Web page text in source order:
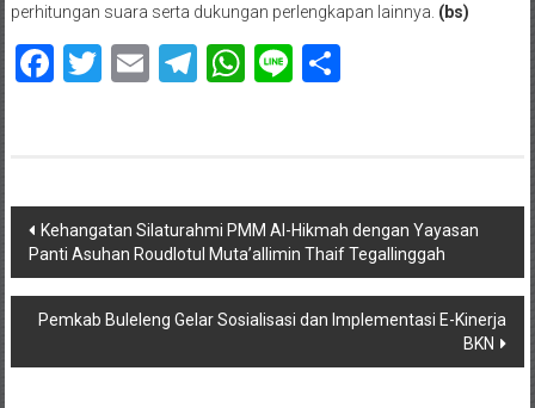
perhitungan suara serta dukungan perlengkapan lainnya. (bs)
Facebook
Twitter
EmailTelegram
WhatsApp
LineShare
Navigasi
pos
Kehangatan Silaturahmi PMM Al-Hikmah dengan Yayasan
Panti Asuhan Roudlotul Muta’allimin Thaif Tegallinggah
Pemkab Buleleng Gelar Sosialisasi dan Implementasi E-Kinerja
BKN